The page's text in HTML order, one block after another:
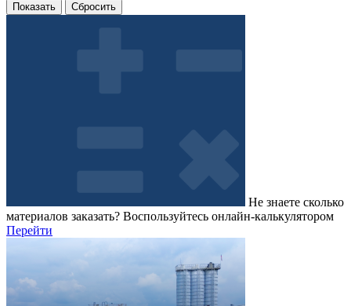
Не знаете сколько
материалов заказать? Воспользуйтесь онлайн-калькулятором
Перейти